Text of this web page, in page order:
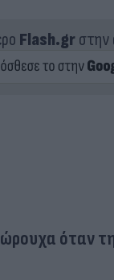
Flash.grστην
όταν